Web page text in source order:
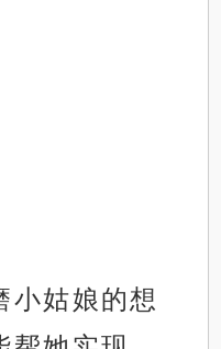
小姑娘的想